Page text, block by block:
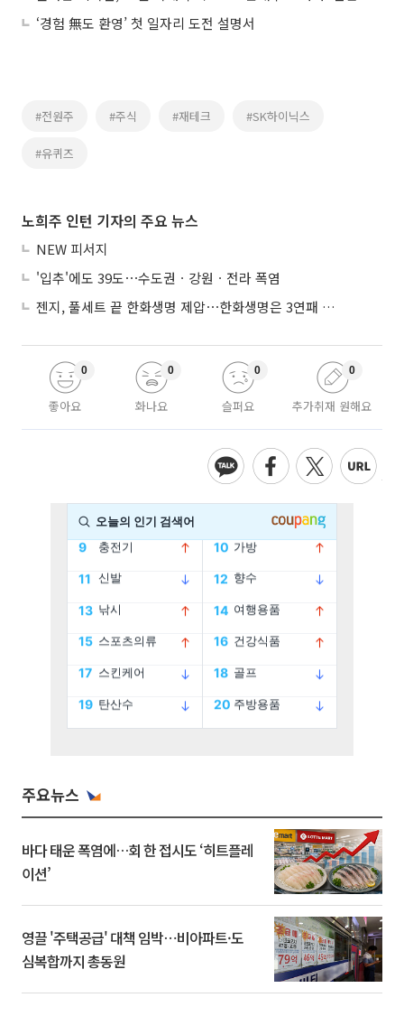
‘경험 無도 환영’ 첫 일자리 도전 설명서
#전원주 #주식 #재테크 #SK하이닉스
#유퀴즈
노희주 인턴 기자의 주요 뉴스
NEW 피서지
'입추'에도 39도⋯수도권ㆍ강원ㆍ전라 폭염
젠지, 풀세트 끝 한화생명 제압⋯한화생명은 3연패 수렁
좋아요
0
화나요
0
슬퍼요
0
추가취재 원해요
0
주요뉴스
바다 태운 폭염에…회 한 접시도 ‘히트플레
이션’
영끌 '주택공급' 대책 임박⋯비아파트·도
심복합까지 총동원